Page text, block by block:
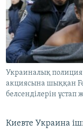
Русский
ЖАЗЫЛЫҢЫЗ
Басқа тілдерде
Украиналық
акциясына шыққан
белсенділерін
Киевте Украина